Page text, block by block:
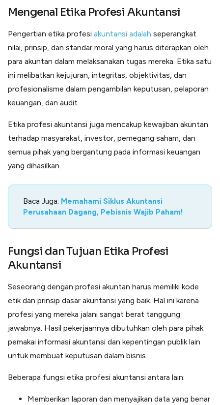
Mengenal Etika Profesi Akuntansi
Pengertian etika profesi akuntansi adalah seperangkat
nilai, prinsip, dan standar moral yang harus diterapkan oleh
para akuntan dalam melaksanakan tugas mereka. Etika satu
ini melibatkan kejujuran, integritas, objektivitas, dan
profesionalisme dalam pengambilan keputusan, pelaporan
keuangan, dan audit.
Etika profesi akuntansi juga mencakup kewajiban akuntan
terhadap masyarakat, investor, pemegang saham, dan
semua pihak yang bergantung pada informasi keuangan
yang dihasilkan.
Baca Juga: Memahami Siklus Akuntansi
Perusahaan Dagang, Pebisnis Wajib Paham!
Fungsi dan Tujuan Etika Profesi
Akuntansi
Seseorang dengan profesi akuntan harus memiliki kode
etik dan prinsip dasar akuntansi yang baik. Hal ini karena
profesi yang mereka jalani sangat berat tanggung
jawabnya. Hasil pekerjaannya dibutuhkan oleh para pihak
pemakai informasi akuntansi dan kepentingan publik lain
untuk membuat keputusan dalam bisnis.
Beberapa fungsi etika profesi akuntansi antara lain:
Memberikan laporan dan menyajikan data yang benar